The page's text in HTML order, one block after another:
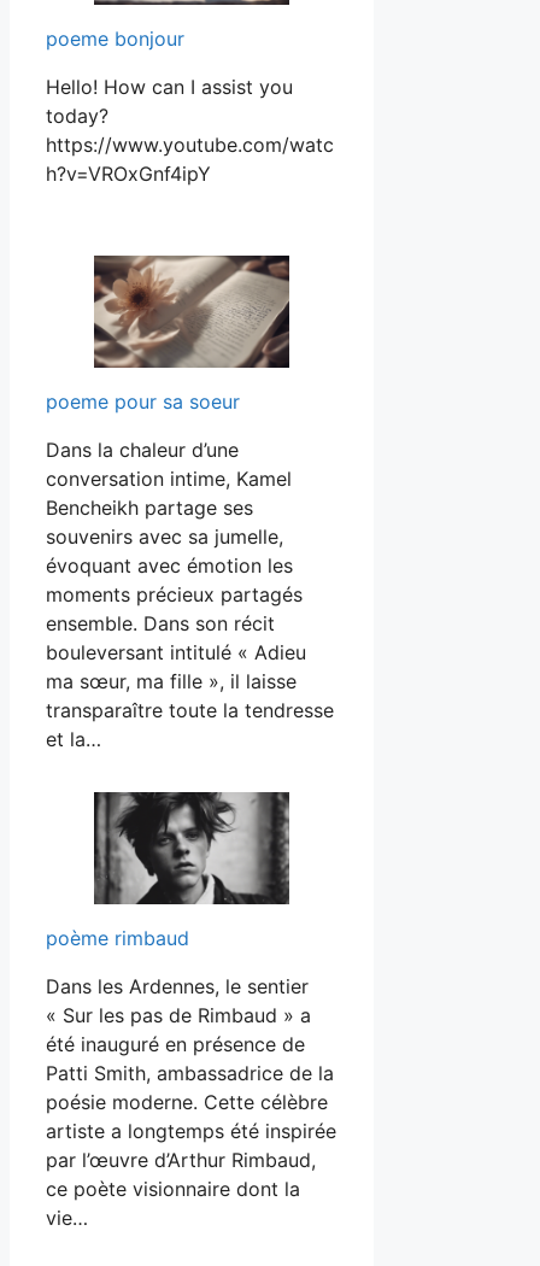
poeme bonjour
Hello! How can I assist you
today?
https://www.youtube.com/watc
h?v=VROxGnf4ipY
poeme pour sa soeur
Dans la chaleur d’une
conversation intime, Kamel
Bencheikh partage ses
souvenirs avec sa jumelle,
évoquant avec émotion les
moments précieux partagés
ensemble. Dans son récit
bouleversant intitulé « Adieu
ma sœur, ma fille », il laisse
transparaître toute la tendresse
et la…
poème rimbaud
Dans les Ardennes, le sentier
« Sur les pas de Rimbaud » a
été inauguré en présence de
Patti Smith, ambassadrice de la
poésie moderne. Cette célèbre
artiste a longtemps été inspirée
par l’œuvre d’Arthur Rimbaud,
ce poète visionnaire dont la
vie…